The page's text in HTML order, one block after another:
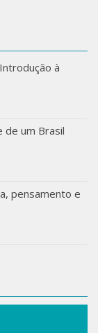
à
de um Brasil
pensamento e